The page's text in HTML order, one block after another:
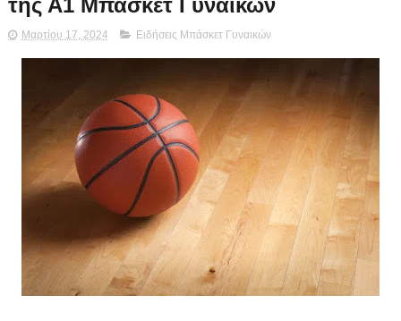
της Α1 Μπάσκετ Γυναικών
Μαρτίου 17, 2024 Ειδήσεις Μπάσκετ Γυναικών